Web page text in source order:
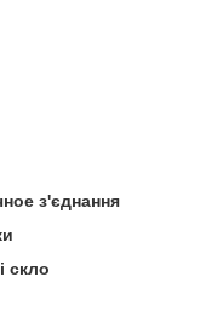
з'єднання
скло